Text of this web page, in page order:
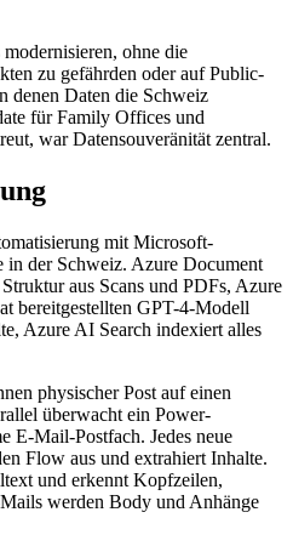
ohne die
zu gefährden oder auf Public-
denen Daten die Schweiz
für Family Offices und
war Datensouveränität zentral.
mit Microsoft-
in der Schweiz. Azure Document
aus Scans und PDFs, Azure
bereitgestellten GPT-4-Modell
Azure AI Search indexiert alles
physischer Post auf einen
überwacht ein Power-
E-Mail-Postfach. Jedes neue
Flow aus und extrahiert Inhalte.
und erkennt Kopfzeilen,
werden Body und Anhänge